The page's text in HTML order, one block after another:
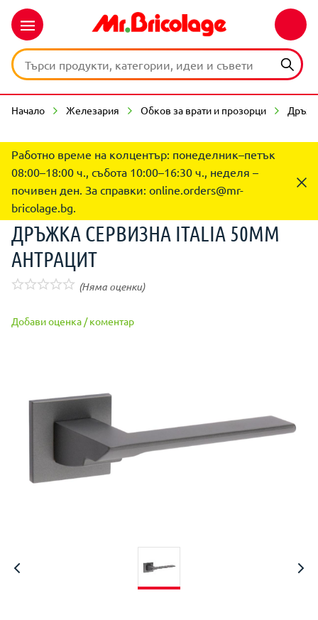
Начало Железария Обков за врати и прозорци
Работно време на колцентър: понеделник–петък
08:00–18:00 ч., събота 10:00–16:30 ч., неделя –
почивен ден. За справки: online.orders@mr-
bricolage.bg.
ДРЪЖКА СЕРВИЗНА ITALIA 50ММ
АНТРАЦИТ
(Няма оценки)
Добави оценка / коментар